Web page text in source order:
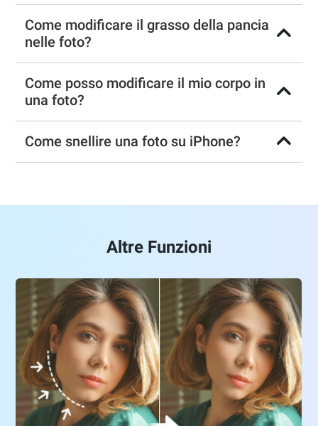
Come modificare il grasso della pancia
nelle foto?
Come posso modificare il mio corpo in
una foto?
Come snellire una foto su iPhone?
Altre Funzioni